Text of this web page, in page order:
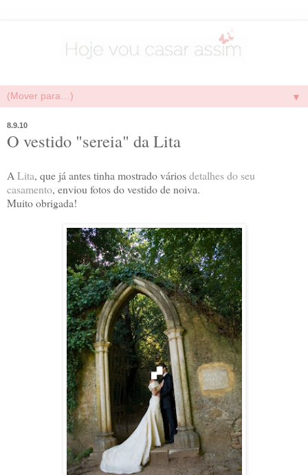
▼
8.9.10
O vestido "sereia" da Lita
A Lita, que já antes tinha mostrado váriosdetalhes do seu
casamento, enviou fotos do vestido de noiva.
Muito obrigada!